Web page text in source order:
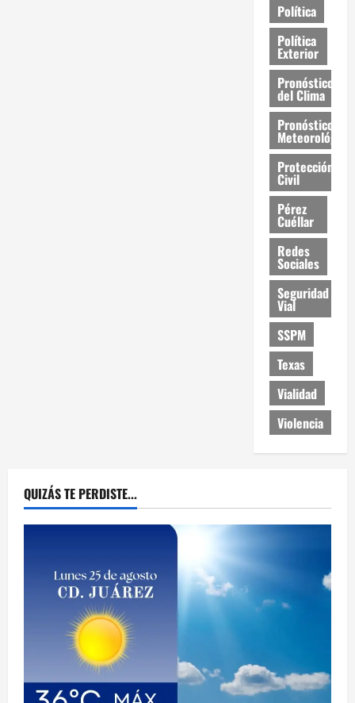
Política
Política
Exterior
Pronóstico
del Clima
Pronóstico
Meteorológico
Protección
Civil
Pérez
Cuéllar
Redes
Sociales
Seguridad
Vial
SSPM
Texas
Vialidad
Violencia
QUIZÁS TE PERDISTE...